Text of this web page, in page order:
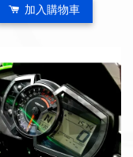
加入購物車